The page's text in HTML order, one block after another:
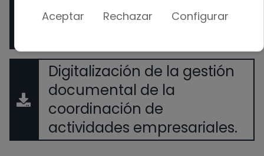
transformación de las
Digitalización de la gestión
documental de la
coordinación de
actividades empresariales.
Aceptar Rechazar Configurar